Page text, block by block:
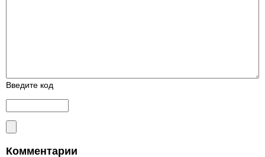
Введите код
Комментарии